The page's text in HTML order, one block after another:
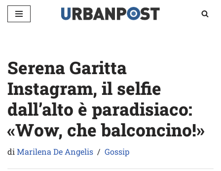
Serena Garitta
Instagram, il selfie
dall’alto è paradisiaco:
«Wow, che balconcino!»
diMarilena De Angelis Gossip